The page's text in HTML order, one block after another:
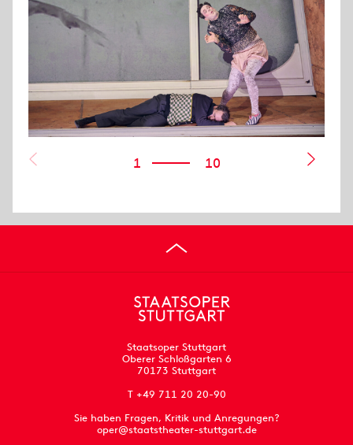
1 10
Staatsoper Stuttgart
Oberer Schloßgarten 6
70173 Stuttgart
T +49 711 20 20-90
Sie haben Fragen, Kritik und Anregungen?
oper@staatstheater-stuttgart.de